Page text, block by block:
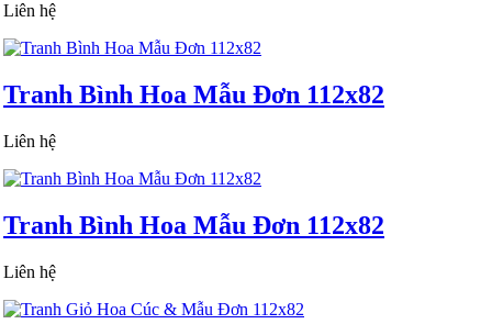
Liên hệ
Tranh Bình Hoa Mẫu Đơn 112x82
Liên hệ
Tranh Bình Hoa Mẫu Đơn 112x82
Liên hệ